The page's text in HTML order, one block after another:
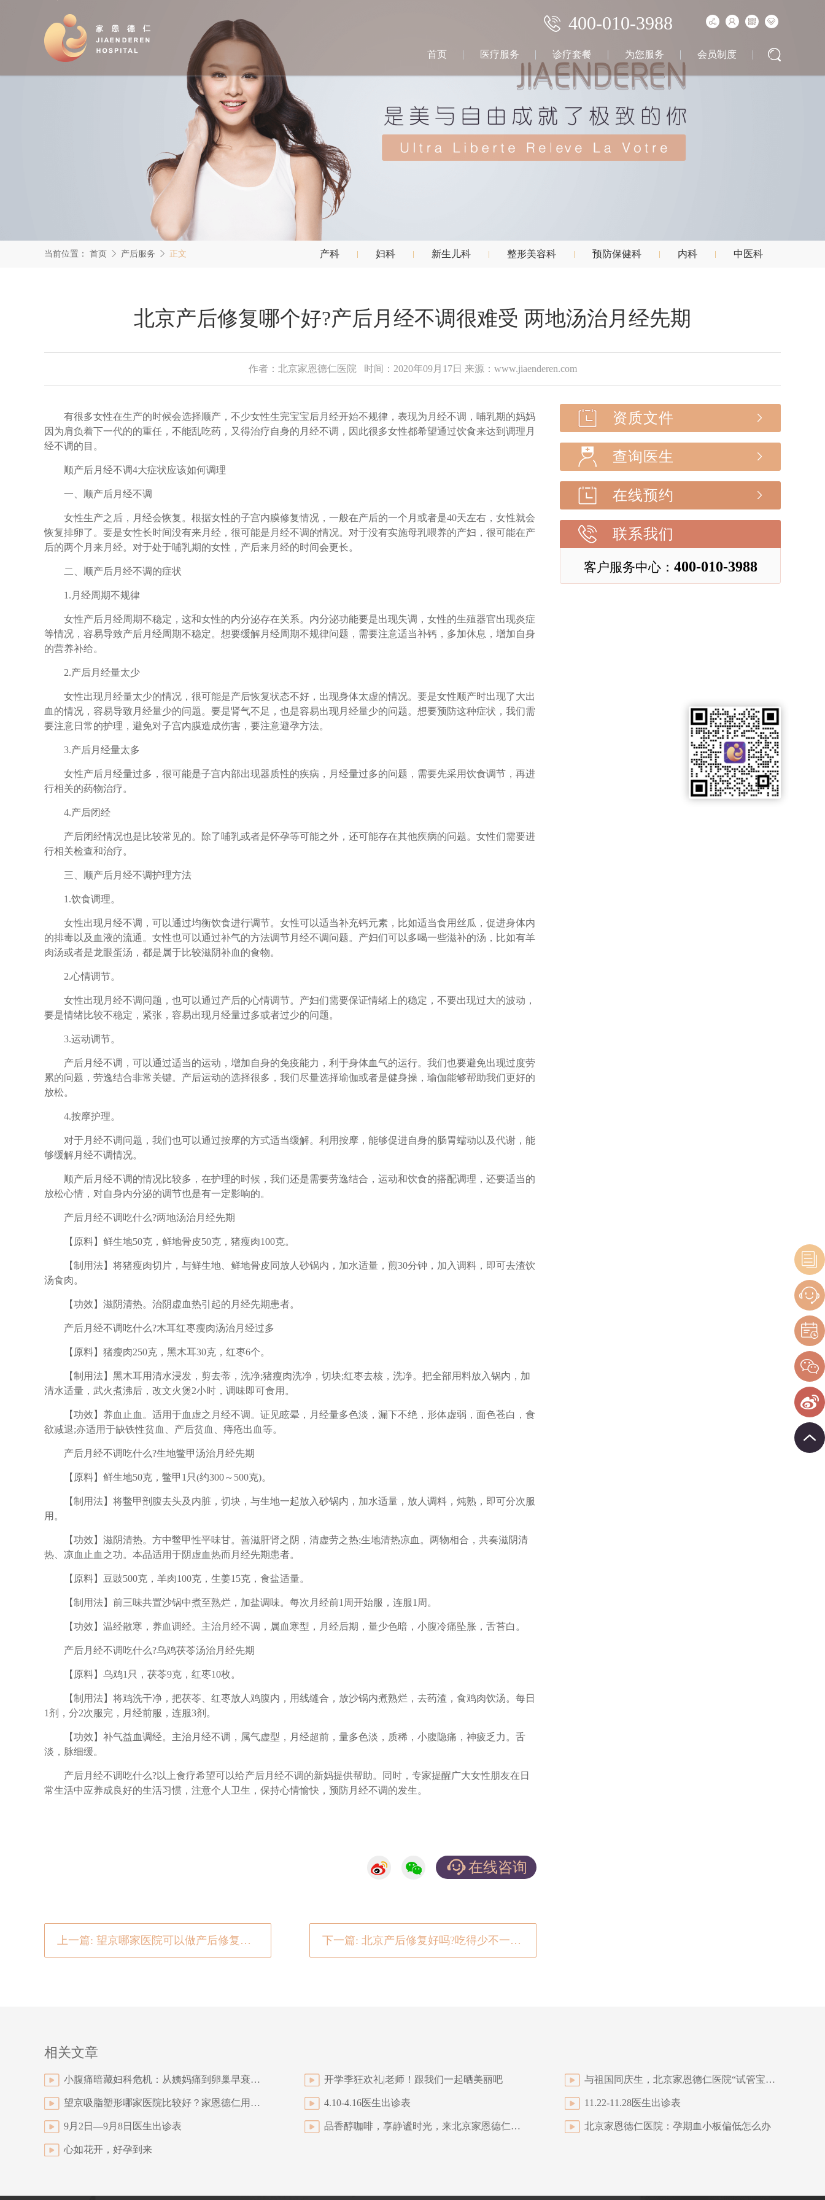
400-010-3988
首页 医疗服务 诊疗套餐 为您服务 会员制度
当前位置： 首页 产后服务 正文 产科 妇科 新生儿科 整形美容科 预防保健科 内科 中医科
北京产后修复哪个好?产后月经不调很难受 两地汤治月经先期
作者：北京家恩德仁医院 时间：2020年09月17日 来源：www.jiaenderen.com
有很多女性在生产的时候会选择顺产，不少女性生完宝宝后月经开始不规律，表现为月经不调，哺乳期的妈妈
因为肩负着下一代的的重任，不能乱吃药，又得治疗自身的月经不调，因此很多女性都希望通过饮食来达到调理月
经不调的目。
顺产后月经不调4大症状应该如何调理
一、顺产后月经不调
女性生产之后，月经会恢复。根据女性的子宫内膜修复情况，一般在产后的一个月或者是40天左右，女性就会
恢复排卵了。要是女性长时间没有来月经，很可能是月经不调的情况。对于没有实施母乳喂养的产妇，很可能在产
后的两个月来月经。对于处于哺乳期的女性，产后来月经的时间会更长。
二、顺产后月经不调的症状
1.月经周期不规律
女性产后月经周期不稳定，这和女性的内分泌存在关系。内分泌功能要是出现失调，女性的生殖器官出现炎症
等情况，容易导致产后月经周期不稳定。想要缓解月经周期不规律问题，需要注意适当补钙，多加休息，增加自身
的营养补给。
2.产后月经量太少
女性出现月经量太少的情况，很可能是产后恢复状态不好，出现身体太虚的情况。要是女性顺产时出现了大出
血的情况，容易导致月经量少的问题。要是肾气不足，也是容易出现月经量少的问题。想要预防这种症状，我们需
要注意日常的护理，避免对子宫内膜造成伤害，要注意避孕方法。
3.产后月经量太多
女性产后月经量过多，很可能是子宫内部出现器质性的疾病，月经量过多的问题，需要先采用饮食调节，再进
行相关的药物治疗。
4.产后闭经
产后闭经情况也是比较常见的。除了哺乳或者是怀孕等可能之外，还可能存在其他疾病的问题。女性们需要进
行相关检查和治疗。
三、顺产后月经不调护理方法
1.饮食调理。
女性出现月经不调，可以通过均衡饮食进行调节。女性可以适当补充钙元素，比如适当食用丝瓜，促进身体内
的排毒以及血液的流通。女性也可以通过补气的方法调节月经不调问题。产妇们可以多喝一些滋补的汤，比如有羊
肉汤或者是龙眼蛋汤，都是属于比较滋阴补血的食物。
2.心情调节。
女性出现月经不调问题，也可以通过产后的心情调节。产妇们需要保证情绪上的稳定，不要出现过大的波动，
要是情绪比较不稳定，紧张，容易出现月经量过多或者过少的问题。
3.运动调节。
产后月经不调，可以通过适当的运动，增加自身的免疫能力，利于身体血气的运行。我们也要避免出现过度劳
累的问题，劳逸结合非常关键。产后运动的选择很多，我们尽量选择瑜伽或者是健身操，瑜伽能够帮助我们更好的
放松。
4.按摩护理。
对于月经不调问题，我们也可以通过按摩的方式适当缓解。利用按摩，能够促进自身的肠胃蠕动以及代谢，能
够缓解月经不调情况。
顺产后月经不调的情况比较多，在护理的时候，我们还是需要劳逸结合，运动和饮食的搭配调理，还要适当的
放松心情，对自身内分泌的调节也是有一定影响的。
产后月经不调吃什么?两地汤治月经先期
【原料】鲜生地50克，鲜地骨皮50克，猪瘦肉100克。
【制用法】将猪瘦肉切片，与鲜生地、鲜地骨皮同放人砂锅内，加水适量，煎30分钟，加入调料，即可去渣饮
汤食肉。
【功效】滋阴清热。治阴虚血热引起的月经先期患者。
产后月经不调吃什么?木耳红枣瘦肉汤治月经过多
【原料】猪瘦肉250克，黑木耳30克，红枣6个。
【制用法】黑木耳用清水浸发，剪去蒂，洗净;猪瘦肉洗净，切块;红枣去核，洗净。把全部用料放入锅内，加
清水适量，武火煮沸后，改文火煲2小时，调味即可食用。
【功效】养血止血。适用于血虚之月经不调。证见眩晕，月经量多色淡，漏下不绝，形体虚弱，面色苍白，食
欲减退;亦适用于缺铁性贫血、产后贫血、痔疮出血等。
产后月经不调吃什么?生地鳖甲汤治月经先期
【原料】鲜生地50克，鳖甲1只(约300～500克)。
【制用法】将鳖甲剖腹去头及内脏，切块，与生地一起放入砂锅内，加水适量，放人调料，炖熟，即可分次服
用。
【功效】滋阴清热。方中鳖甲性平味甘。善滋肝肾之阴，清虚劳之热;生地清热凉血。两物相合，共奏滋阴清
热、凉血止血之功。本品适用于阴虚血热而月经先期患者。
【原料】豆豉500克，羊肉100克，生姜15克，食盐适量。
【制用法】前三味共置沙锅中煮至熟烂，加盐调味。每次月经前1周开始服，连服1周。
【功效】温经散寒，养血调经。主治月经不调，属血寒型，月经后期，量少色暗，小腹冷痛坠胀，舌苔白。
产后月经不调吃什么?乌鸡茯苓汤治月经先期
【原料】乌鸡1只，茯苓9克，红枣10枚。
【制用法】将鸡洗干净，把茯苓、红枣放人鸡腹内，用线缝合，放沙锅内煮熟烂，去药渣，食鸡肉饮汤。每日
1剂，分2次服完，月经前服，连服3剂。
【功效】补气益血调经。主治月经不调，属气虚型，月经超前，量多色淡，质稀，小腹隐痛，神疲乏力。舌
淡，脉细缓。
产后月经不调吃什么?以上食疗希望可以给产后月经不调的新妈提供帮助。同时，专家提醒广大女性朋友在日
常生活中应养成良好的生活习惯，注意个人卫生，保持心情愉快，预防月经不调的发生。
在线咨询
上一篇: 望京哪家医院可以做产后修复？产后月经不调很难受 两地汤治月经先期 下一篇: 北京产后修复好吗?吃得少不一定会瘦但是你要知道产后节食减肥的四大败招
资质文件
查询医生
在线预约
联系我们
客户服务中心： 400-010-3988
相关文章
小腹痛暗藏妇科危机：从姨妈痛到卵巢早衰，揪出小腹痛的5大真凶！ 开学季狂欢礼|老师！跟我们一起晒美丽吧 与祖国同庆生，北京家恩德仁医院“试管宝宝”国庆出生记
望京吸脂塑形哪家医院比较好？家恩德仁用案例证明实力 4.10-4.16医生出诊表 11.22-11.28医生出诊表
9月2日—9月8日医生出诊表 品香醇咖啡，享静谧时光，来北京家恩德仁医院~ 北京家恩德仁医院：孕期血小板偏低怎么办
心如花开，好孕到来